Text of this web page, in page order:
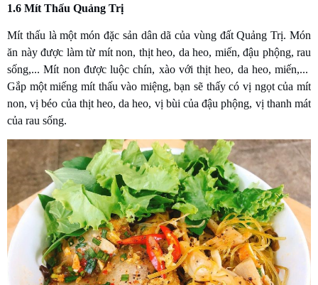
1.6 Mít Thấu Quảng Trị
Mít thấu là một món đặc sản dân dã của vùng đất Quảng Trị. Món
ăn này được làm từ mít non, thịt heo, da heo, miến, đậu phộng, rau
sống,... Mít non được luộc chín, xào với thịt heo, da heo, miến,...
Gắp một miếng mít thấu vào miệng, bạn sẽ thấy có vị ngọt của mít
non, vị béo của thịt heo, da heo, vị bùi của đậu phộng, vị thanh mát
của rau sống.